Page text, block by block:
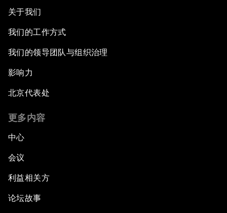
关于我们
我们的工作方式
我们的领导团队与组织治理
影响力
北京代表处
更多内容
中心
会议
利益相关方
论坛故事